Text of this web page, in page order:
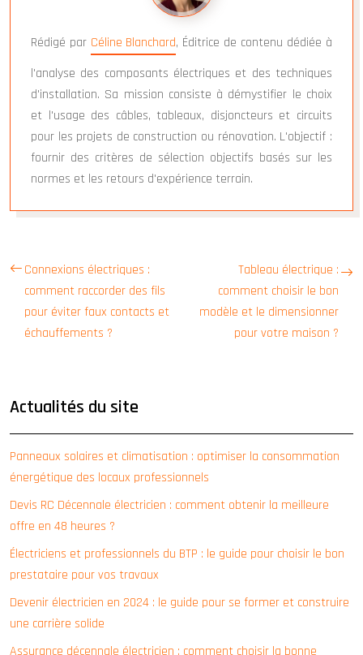
Rédigé par Céline Blanchard, Éditrice de contenu dédiée à
l'analyse des composants électriques et des techniques
d'installation. Sa mission consiste à démystifier le choix
et l'usage des câbles, tableaux, disjoncteurs et circuits
pour les projets de construction ou rénovation. L'objectif :
fournir des critères de sélection objectifs basés sur les
normes et les retours d'expérience terrain.
Connexions électriques :
comment raccorder des fils
pour éviter faux contacts et
échauffements ?
Tableau électrique :
comment choisir le bon
modèle et le dimensionner
pour votre maison ?
Actualités du site
Panneaux solaires et climatisation : optimiser la consommation
énergétique des locaux professionnels
Devis RC Décennale électricien : comment obtenir la meilleure
offre en 48 heures ?
Électriciens et professionnels du BTP : le guide pour choisir le bon
prestataire pour vos travaux
Devenir électricien en 2024 : le guide pour se former et construire
une carrière solide
Assurance décennale électricien : comment choisir la bonne